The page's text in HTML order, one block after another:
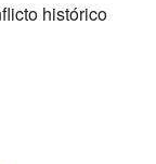
histórico